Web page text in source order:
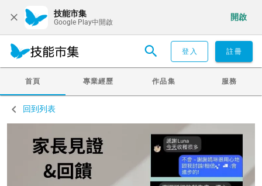
技能市集
Google Play中開啟
開啟
登入 註冊
首頁 專業經歷 作品集 服務
回到列表